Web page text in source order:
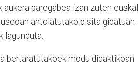
paregabea izan zuten euskal
antolatutako bisita gidatuan
lagunduta.
bertaratutakoek modu didaktikoan